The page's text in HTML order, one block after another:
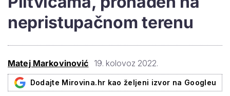
nepristupačnom terenu
Matej Markovinović 19. kolovoz 2022.
Dodajte Mirovina.hr kao željeni izvor na Googleu